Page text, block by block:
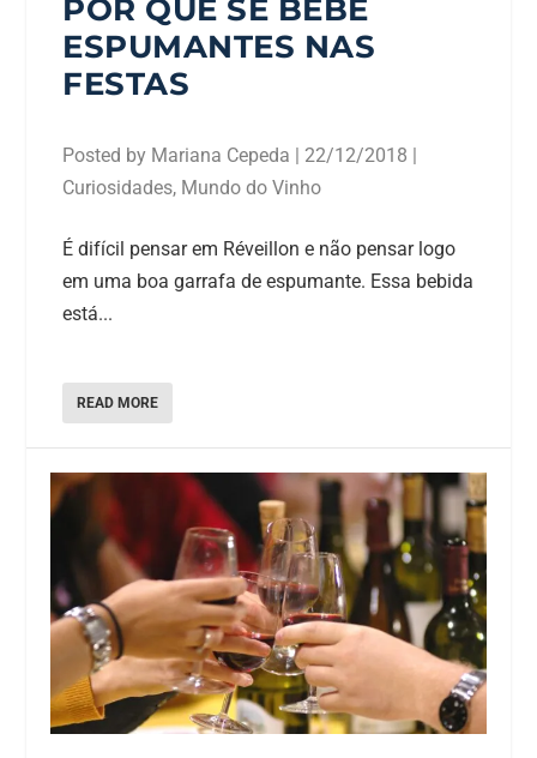
POR QUE SE BEBE
ESPUMANTES NAS
FESTAS
Posted by Mariana Cepeda |22/12/2018
Curiosidades, Mundo do Vinho
É difícil pensar em Réveillon e não pensar logo
em uma boa garrafa de espumante. Essa bebida
está...
READ MORE